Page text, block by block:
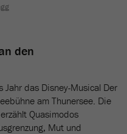
den
das Disney-Musical Der
am Thunersee. Die
Quasimodos
Mut und